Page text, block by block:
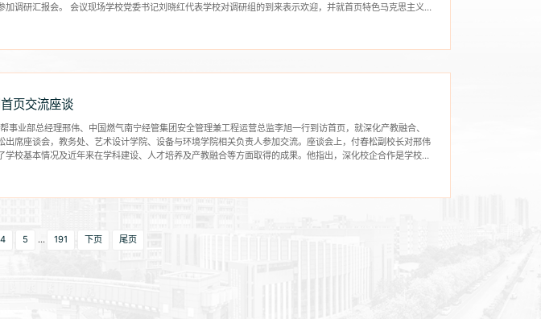
调研汇报会。 会议现场学校党委书记刘晓红代表学校对调研组的到来表示欢迎，并就首页特色马克思主义
页交流座谈
事业部总经理邢伟、中国燃气南宁经管集团安全管理兼工程运营总监李旭一行到访首页，就深化产教融合、
席座谈会，教务处、艺术设计学院、设备与环境学院相关负责人参加交流。座谈会上，付春松副校长对邢伟
校基本情况及近年来在学科建设、人才培养及产教融合等方面取得的成果。他指出，深化校企合作是学校提
4 5 ... 191 下页 尾页